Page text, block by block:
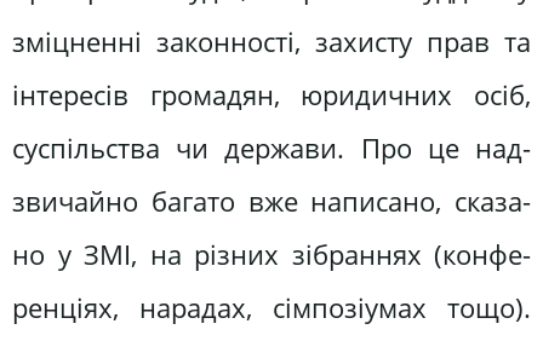
зміцненні законності, захисту прав та
інтересів громадян, юридичних осіб,
суспільства чи держави. Про це над­
звичайно багато вже написано, сказа­
но у ЗМІ, на різних зібраннях (конфе­
ренціях, нарадах, сімпозіумах тощо).